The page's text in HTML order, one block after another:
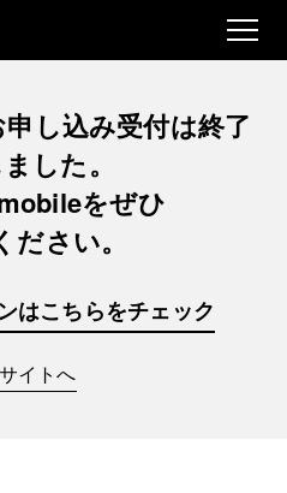
し込み受付は終了
した。
をぜひ
ださい。
はこちらをチェック
イトへ